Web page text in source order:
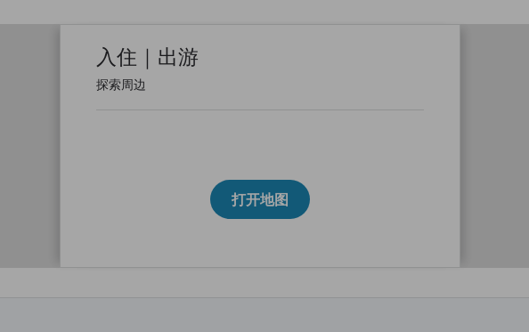
入住｜出游
探索周边
打开地图